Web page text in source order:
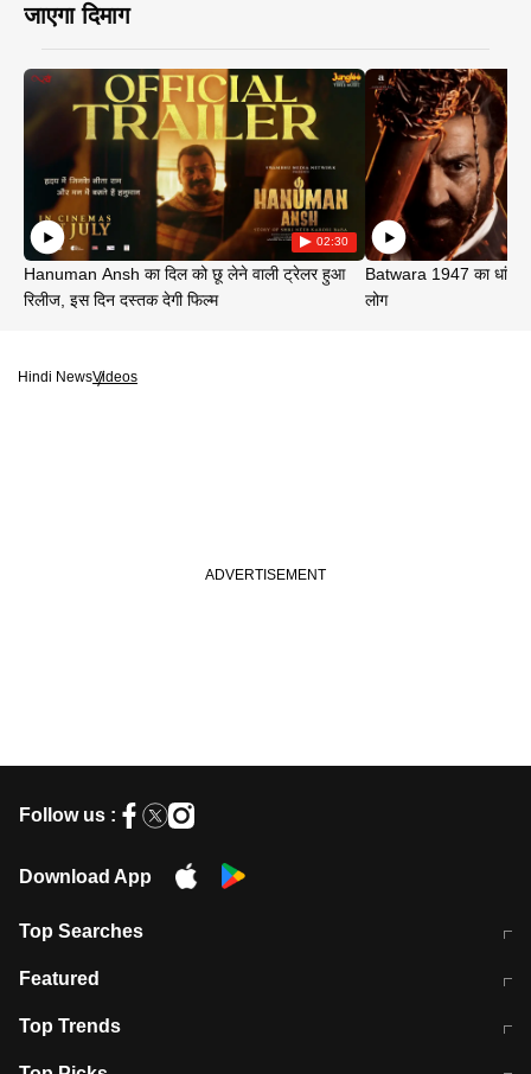
जाएगा दिमाग
02:30
Hanuman Ansh का दिल को छू लेने वाली ट्रेलर हुआ
रिलीज, इस दिन दस्तक देगी फिल्म
Batwara 1947 का धांसू
लोग
Hindi NewsVideos
Follow us :
Download App
Top Searches
मुंबई में लगे 'जेन जी' के पोस्टर, लिखा- 'मैं
Featured
10 अगस्त को विधानसभा का घेराव करेंगे
Top Trends
RBI का नया नियम: अब बैंकों को अपनी सभी